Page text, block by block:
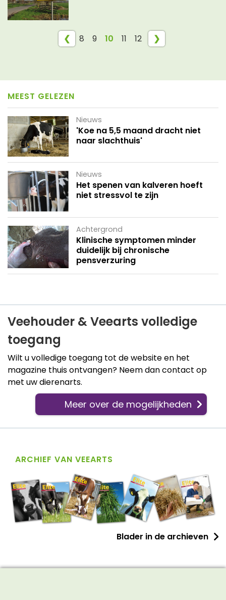
❮ 8 9 10 11 12 ❯
MEEST GELEZEN
Nieuws
'Koe na 5,5 maand dracht niet
naar slachthuis'
Nieuws
Het spenen van kalveren hoeft
niet stressvol te zijn
Achtergrond
Klinische symptomen minder
duidelijk bij chronische
pensverzuring
Veehouder & Veearts volledige
toegang
Wilt u volledige toegang tot de website en het
magazine thuis ontvangen? Neem dan contact op
met uw dierenarts.
Meer over de mogelijkheden
ARCHIEF VAN VEEARTS
Blader in de archieven